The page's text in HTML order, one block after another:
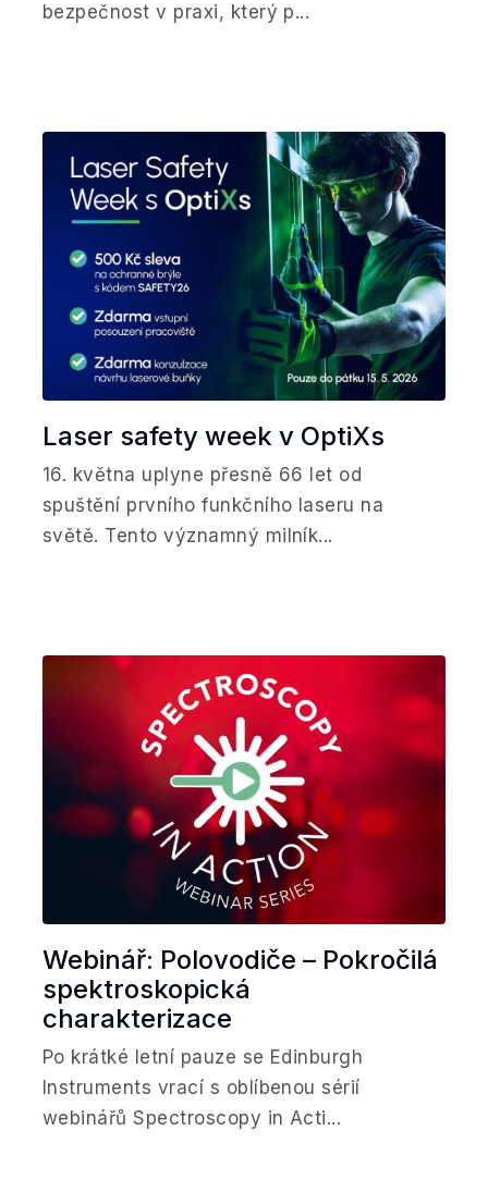
bezpečnost v praxi, který p...
Laser safety week v OptiXs
16. května uplyne přesně 66 let od
spuštění prvního funkčního laseru na
světě. Tento významný milník...
Webinář: Polovodiče – Pokročilá
spektroskopická
charakterizace
Po krátké letní pauze se Edinburgh
Instruments vrací s oblíbenou sérií
webinářů Spectroscopy in Acti...